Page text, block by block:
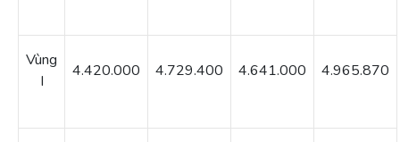
Vùng
I
4.420.000 4.729.400 4.641.000 4.965.870